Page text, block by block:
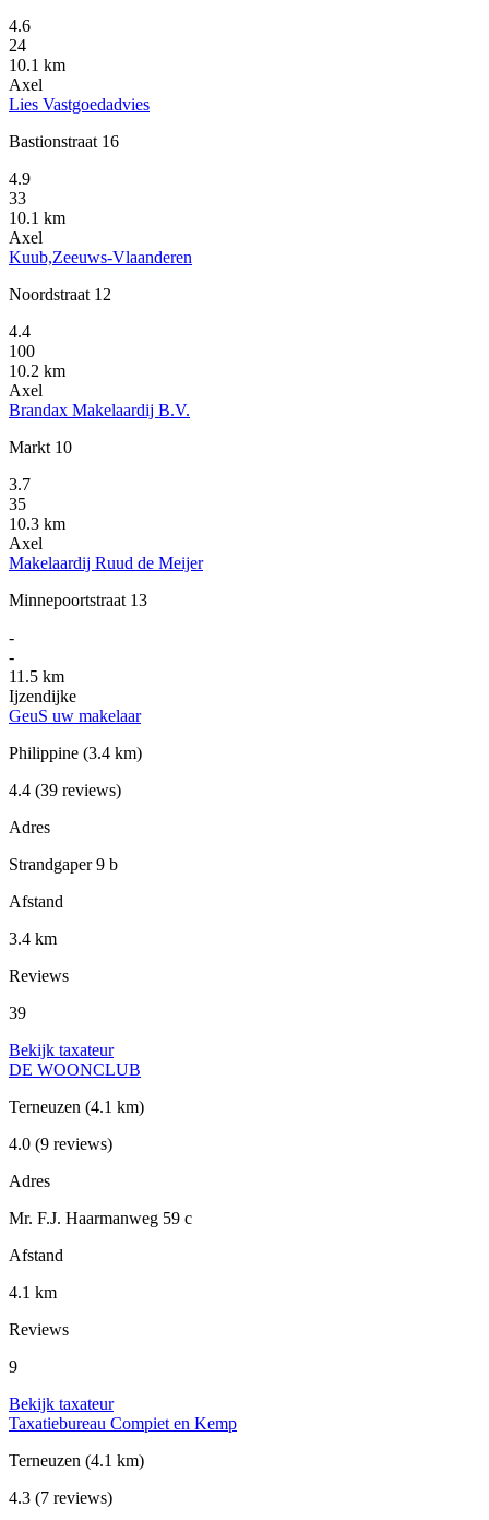
4.6
24
10.1 km
Axel
Lies Vastgoedadvies
Bastionstraat 16
4.9
33
10.1 km
Axel
Kuub,Zeeuws-Vlaanderen
Noordstraat 12
4.4
100
10.2 km
Axel
Brandax Makelaardij B.V.
Markt 10
3.7
35
10.3 km
Axel
Makelaardij Ruud de Meijer
Minnepoortstraat 13
-
-
11.5 km
Ijzendijke
GeuS uw makelaar
Philippine (3.4 km)
4.4 (39 reviews)
Adres
Strandgaper 9 b
Afstand
3.4 km
Reviews
39
Bekijk taxateur
DE WOONCLUB
Terneuzen (4.1 km)
4.0 (9 reviews)
Adres
Mr. F.J. Haarmanweg 59 c
Afstand
4.1 km
Reviews
9
Bekijk taxateur
Taxatiebureau Compiet en Kemp
Terneuzen (4.1 km)
4.3 (7 reviews)